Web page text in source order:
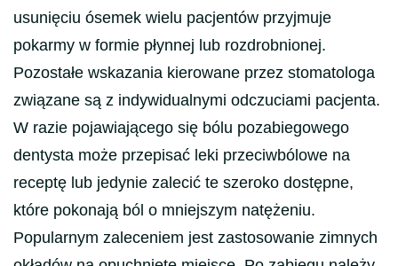
usunięciu ósemek wielu pacjentów przyjmuje
pokarmy w formie płynnej lub rozdrobnionej.
Pozostałe wskazania kierowane przez stomatologa
związane są z indywidualnymi odczuciami pacjenta.
W razie pojawiającego się bólu pozabiegowego
dentysta może przepisać leki przeciwbólowe na
receptę lub jedynie zalecić te szeroko dostępne,
które pokonają ból o mniejszym natężeniu.
Popularnym zaleceniem jest zastosowanie zimnych